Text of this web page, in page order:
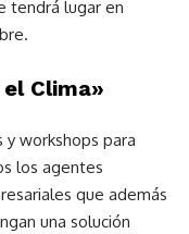
tendrá lugar en
Clima»
y workshops para
los agentes
que además
una solución